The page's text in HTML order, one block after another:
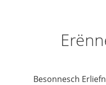
Besonnesch